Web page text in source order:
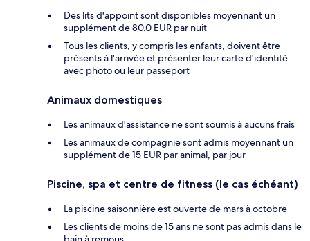
Des lits d'appoint sont disponibles moyennant un
supplément de 80.0 EUR par nuit
Tous les clients, y compris les enfants, doivent être
présents à l'arrivée et présenter leur carte d'identité
avec photo ou leur passeport
Animaux domestiques
Les animaux d'assistance ne sont soumis à aucuns frais
Les animaux de compagnie sont admis moyennant un
supplément de 15 EUR par animal, par jour
Piscine, spa et centre de fitness (le cas échéant)
La piscine saisonnière est ouverte de mars à octobre
Les clients de moins de 15 ans ne sont pas admis dans le